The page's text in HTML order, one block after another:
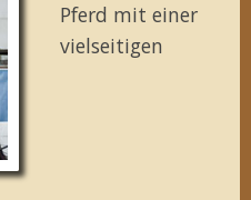
Pferd mit einer
vielseitigen